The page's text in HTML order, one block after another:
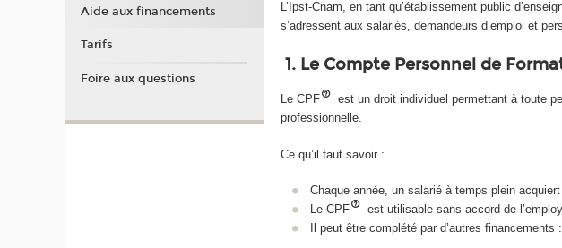
L’Ipst-Cnam, en tant qu’établissement public
s’adressent aux salariés, demandeurs d’emploi et
1. Le Compte Personnel de
Le CPF
est un droit individuel permettant à toute
professionnelle.
Ce qu’il faut savoir :
Chaque année, un salarié à temps plein
Le CPF
est utilisable sans accord de
Il peut être complété par d’autres
Aide aux financements
Tarifs
Foire aux questions